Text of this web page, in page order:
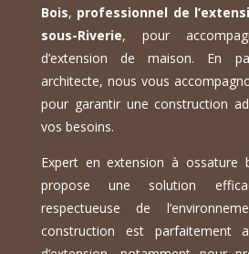
Bois, professionnel de
sous-Riverie, pour
d’extension de maison. En
architecte, nous vous
pour garantir une construction
vos besoins.
Expert en extension à ossature
propose une solution
respectueuse de
construction est parfaitement